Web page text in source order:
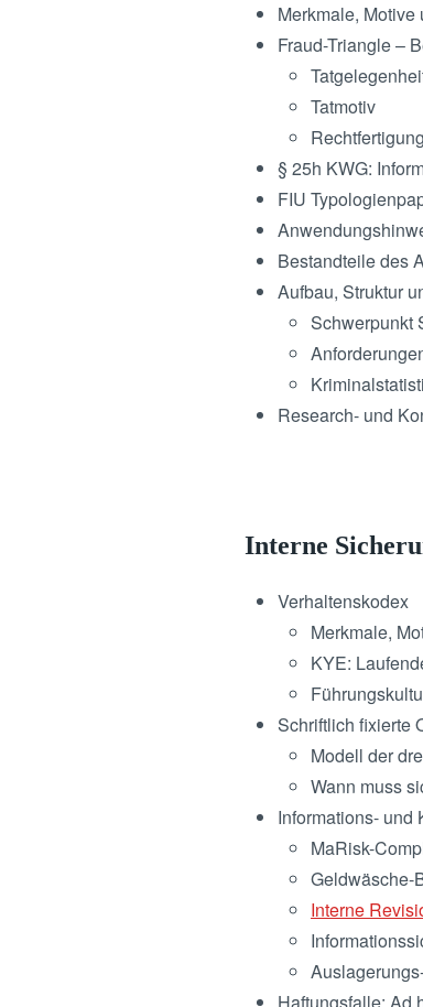
Merkmale,
Fraud-Triangle –
Tatmotiv
Rechtfertigung
§ 25h KWG:
FIU
Bestandteile des
Aufbau, Struktur
Schwerpunkt
Research- und
Interne
Verhaltenskodex
Merkmale,
KYE:
Schriftlich fixierte
Modell der
Wann muss
Informations- und
MaRisk-
Geldwäsche-
Interne